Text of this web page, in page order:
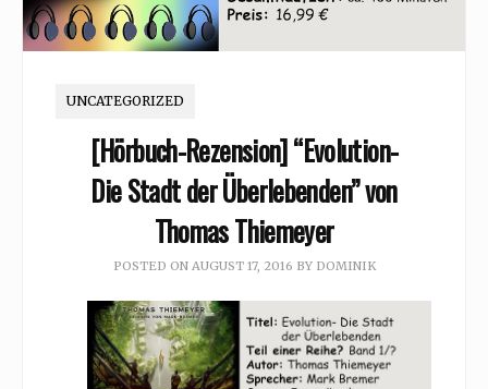
UNCATEGORIZED
[Hörbuch-Rezension] “Evolution-
Die Stadt der Überlebenden” von
Thomas Thiemeyer
POSTED ON AUGUST 17, 2016 BY DOMINIK